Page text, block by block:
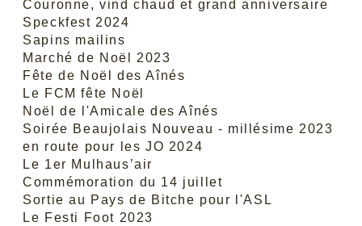
Couronne, vind chaud et grand anniversaire
Speckfest 2024
Sapins mailins
Marché de Noël 2023
Fête de Noël des Aînés
Le FCM fête Noël
Noël de l'Amicale des Aînés
Soirée Beaujolais Nouveau - millésime 2023
en route pour les JO 2024
Le 1er Mulhaus’air
Commémoration du 14 juillet
Sortie au Pays de Bitche pour l'ASL
Le Festi Foot 2023